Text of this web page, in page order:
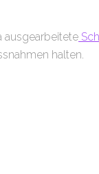
ausgearbeitete
halten.